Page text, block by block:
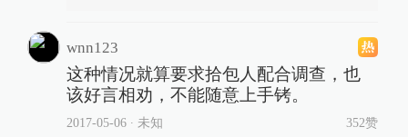
wnn123
这种情况就算要求拾包人配合调查，也
该好言相劝，不能随意上手铐。
2017-05-06∙ 未知 352赞